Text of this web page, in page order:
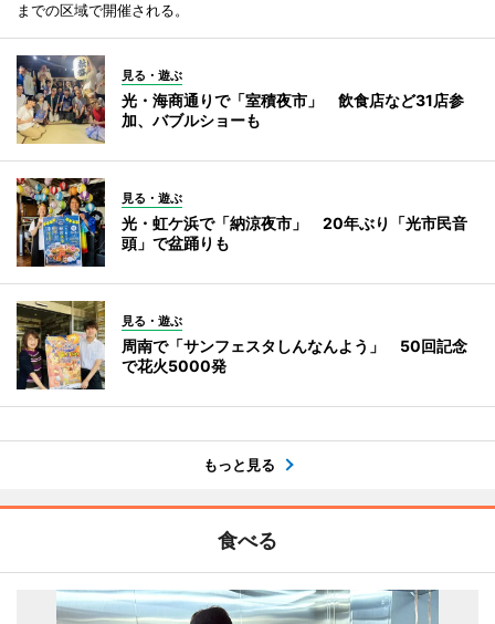
までの区域で開催される。
見る・遊ぶ
光・海商通りで「室積夜市」 飲食店など31店参
加、バブルショーも
見る・遊ぶ
光・虹ケ浜で「納涼夜市」 20年ぶり「光市民音
頭」で盆踊りも
見る・遊ぶ
周南で「サンフェスタしんなんよう」 50回記念
で花火5000発
もっと見る
食べる